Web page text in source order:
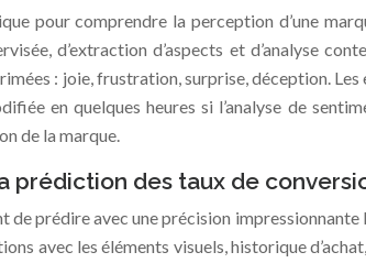
pour comprendre la perception d’une
d’extraction d’aspects et d’analyse
: joie, frustration, surprise, déception.
en quelques heures si l’analyse de
de la marque.
prédiction des taux de
de prédire avec une précision
avec les éléments visuels, historique